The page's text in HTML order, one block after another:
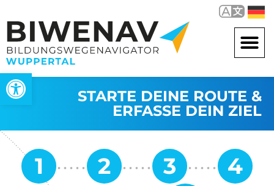
Werkzeugleiste öffnen
STARTE DEINE ROUTE &
ERFASSE DEIN ZIEL